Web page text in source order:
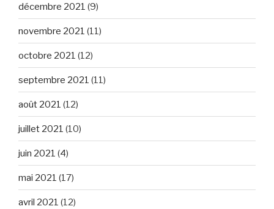
décembre 2021 (9)
novembre 2021 (11)
octobre 2021 (12)
septembre 2021 (11)
août 2021 (12)
juillet 2021 (10)
juin 2021 (4)
mai 2021 (17)
avril 2021 (12)